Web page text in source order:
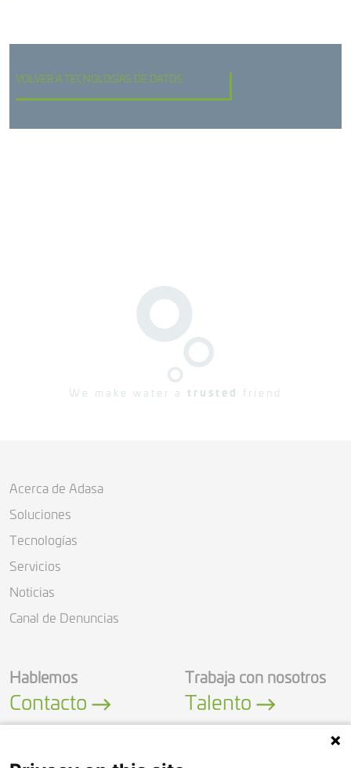
VOLVER A TECNOLOGÍAS DE DATOS
We make water a trusted friend
Acerca de Adasa
Soluciones
Tecnologías
Servicios
Noticias
Canal de Denuncias
Hablemos
Contacto
Trabaja con nosotros
Talento